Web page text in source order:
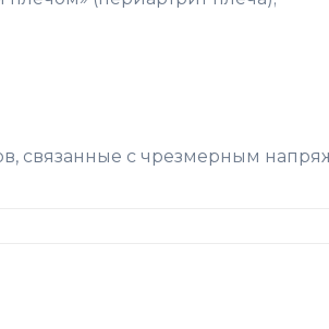
связанные с чрезмерным